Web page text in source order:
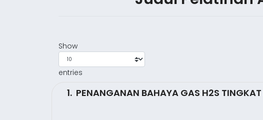
Show
entries
1. PENANGANAN BAHAYA GAS H2S